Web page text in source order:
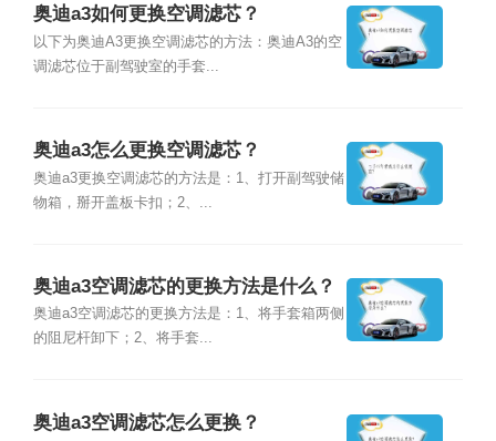
奥迪a3如何更换空调滤芯？
以下为奥迪A3更换空调滤芯的方法：奥迪A3的空
调滤芯位于副驾驶室的手套...
奥迪a3怎么更换空调滤芯？
奥迪a3更换空调滤芯的方法是：1、打开副驾驶储
物箱，掰开盖板卡扣；2、...
奥迪a3空调滤芯的更换方法是什么？
奥迪a3空调滤芯的更换方法是：1、将手套箱两侧
的阻尼杆卸下；2、将手套...
奥迪a3空调滤芯怎么更换？